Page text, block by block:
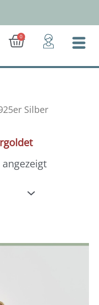
0
Warenkorb
Silber